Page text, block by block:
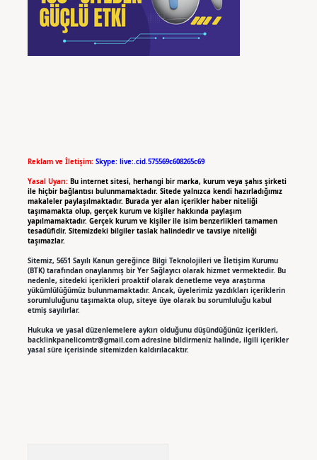
Reklam ve İletişim: Skype: live:.cid.575569c608265c69
Yasal Uyarı: Bu internet sitesi, herhangi bir marka, kurum veya şahıs şirketi
ile hiçbir bağlantısı bulunmamaktadır. Sitede yalnızca kendi hazırladığımız
makaleler paylaşılmaktadır. Burada yer alan içerikler haber niteliği
taşımamakta olup, gerçek kurum ve kişiler hakkında paylaşım
yapılmamaktadır. Gerçek kurum ve kişiler ile isim benzerlikleri tamamen
tesadüfidir. Sitemizdeki bilgiler taslak halindedir ve tavsiye niteliği
taşımazlar.
Sitemiz, 5651 Sayılı Kanun gereğince Bilgi Teknolojileri ve İletişim Kurumu
(BTK) tarafından onaylanmış bir Yer Sağlayıcı olarak hizmet vermektedir. Bu
nedenle, sitedeki içerikleri proaktif olarak denetleme veya araştırma
yükümlülüğümüz bulunmamaktadır. Ancak, üyelerimiz yazdıkları içeriklerin
sorumluluğunu taşımakta olup, siteye üye olarak bu sorumluluğu kabul
etmiş sayılırlar.
Hukuka ve yasal düzenlemelere aykırı olduğunu düşündüğünüz içerikleri,
backlinkpanelicomtr@gmail.comadresine bildirmeniz halinde, ilgili içerikler
yasal süre içerisinde sitemizden kaldırılacaktır.